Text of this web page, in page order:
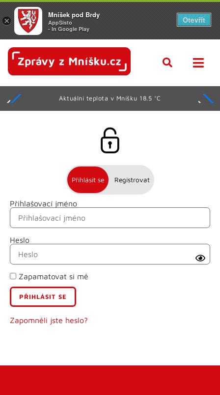
Aktuální teplota v Mníšku 18.5 °C
Přihlásit se Registrovat
Přihlašovací jméno
Heslo
Zapamatovat si mě
Zapomněli jste heslo?
Jméno
Příjmení
E-mail
Uživatelské jméno
×
Mníšek pod Brdy
AppSisto
- In Google Play
Otevřít